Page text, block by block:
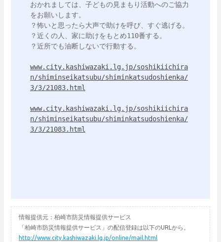
おかれましては、子どもの見まもり活動へのご協力
をお願いします。
？怖いと思ったら大声で助けを呼び、すぐ逃げる。
？近くの人、家に助けをもとめ110番する。
？近所でも油断しないで行動する。
www.city.kashiwazaki.lg.jp/soshikiichira
n/shiminseikatsubu/shiminkatsudoshienka/
3/3/21083.html
www.city.kashiwazaki.lg.jp/soshikiichira
n/shiminseikatsubu/shiminkatsudoshienka/
3/3/21083.html
情報提供元：柏崎市防災情報提供サービス
「柏崎市防災情報提供サービス」の配信登録は以下のURLから。
http://www.city.kashiwazaki.lg.jp/online/mail.html